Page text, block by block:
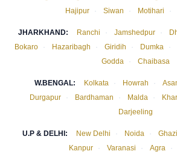
Hajipur
· Siwan · Motihari ·
JHARKHAND: Ranchi · Jamshedpur ·
Bokaro
· Hazaribagh · Giridih · Dumka ·
Godda
· Chaibasa
W.BENGAL: Kolkata · Howrah ·
Durgapur
· Bardhaman · Malda ·
Darjeeling
U.P & DELHI: New Delhi · Noida ·
Kanpur
· Varanasi · Agra ·